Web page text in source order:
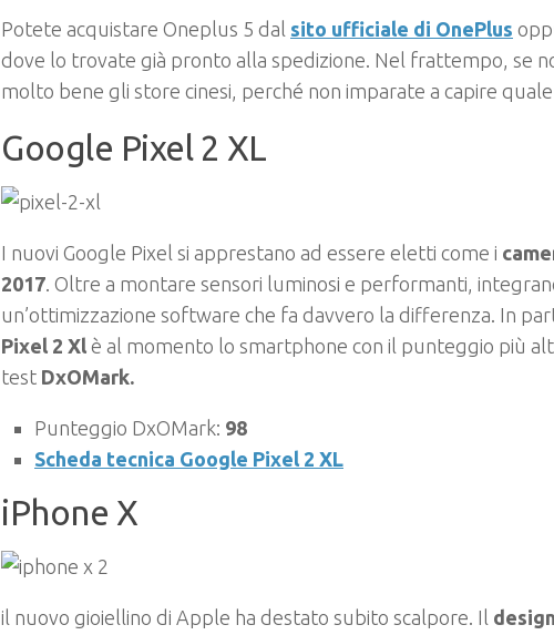
Potete acquistare Oneplus 5 dal sito ufficiale di OnePlus
dove lo trovate già pronto alla spedizione. Nel frattempo, se
molto bene gli store cinesi, perché non imparate a capire
Google Pixel 2 XL
I nuovi Google Pixel si apprestano ad essere eletti come i
2017. Oltre a montare sensori luminosi e performanti,
un’ottimizzazione software che fa davvero la differenza. In
Pixel 2 Xl è al momento lo smartphone con il punteggio più
test DxOMark.
Punteggio DxOMark: 98
Scheda tecnica Google Pixel 2 XL
iPhone X
il nuovo gioiellino di Apple ha destato subito scalpore. Il